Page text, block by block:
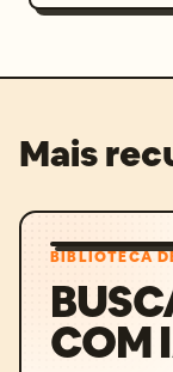
Mais
BIBLIOTECA
COM